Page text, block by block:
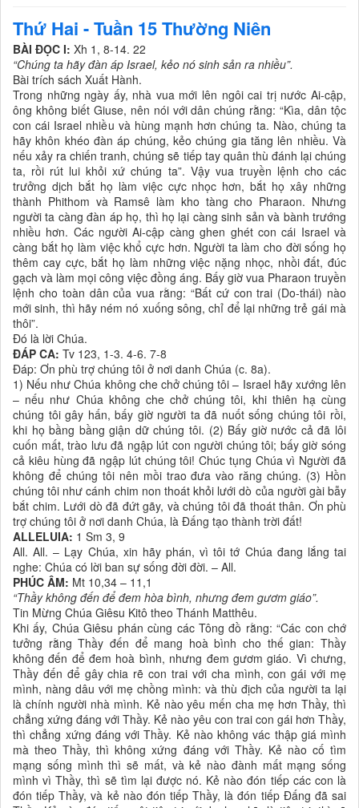
Thứ Hai - Tuần 15 Thường Niên
BÀI ĐỌC I: Xh 1, 8-14. 22
“Chúng ta hãy đàn áp Israel, kẻo nó sinh sản ra nhiều”.
Bài trích sách Xuất Hành.
Trong những ngày ấy, nhà vua mới lên ngôi cai trị nước Ai-cập,
ông không biết Giuse, nên nói với dân chúng rằng: “Kìa, dân tộc
con cái Israel nhiều và hùng mạnh hơn chúng ta. Nào, chúng ta
hãy khôn khéo đàn áp chúng, kẻo chúng gia tăng lên nhiều. Và
nếu xảy ra chiến tranh, chúng sẽ tiếp tay quân thù đánh lại chúng
ta, rồi rút lui khỏi xứ chúng ta”. Vậy vua truyền lệnh cho các
trưởng dịch bắt họ làm việc cực nhọc hơn, bắt họ xây những
thành Phithom và Ramsê làm kho tàng cho Pharaon. Nhưng
người ta càng đàn áp họ, thì họ lại càng sinh sản và bành trướng
nhiều hơn. Các người Ai-cập càng ghen ghét con cái Israel và
càng bắt họ làm việc khổ cực hơn. Người ta làm cho đời sống họ
thêm cay cực, bắt họ làm những việc nặng nhọc, nhồi đất, đúc
gạch và làm mọi công việc đồng áng. Bấy giờ vua Pharaon truyền
lệnh cho toàn dân của vua rằng: “Bất cứ con trai (Do-thái) nào
mới sinh, thì hãy ném nó xuống sông, chỉ để lại những trẻ gái mà
thôi”.
Đó là lời Chúa.
ĐÁP CA: Tv 123, 1-3. 4-6. 7-8
Đáp: Ơn phù trợ chúng tôi ở nơi danh Chúa (c. 8a).
1) Nếu như Chúa không che chở chúng tôi – Israel hãy xướng lên
– nếu như Chúa không che chở chúng tôi, khi thiên hạ cùng
chúng tôi gây hấn, bấy giờ người ta đã nuốt sống chúng tôi rồi,
khi họ bầng bầng giận dữ chúng tôi. (2) Bấy giờ nước cả đã lôi
cuốn mất, trào lưu đã ngập lút con người chúng tôi; bấy giờ sóng
cả kiêu hùng đã ngập lút chúng tôi! Chúc tụng Chúa vì Người đã
không để chúng tôi nên mồi trao đưa vào răng chúng. (3) Hồn
chúng tôi như cánh chim non thoát khỏi lưới dò của người gài bẫy
bắt chim. Lưới dò đã đứt gãy, và chúng tôi đã thoát thân. Ơn phù
trợ chúng tôi ở nơi danh Chúa, là Đấng tạo thành trời đất!
ALLELUIA: 1 Sm 3, 9
All. All. – Lạy Chúa, xin hãy phán, vì tôi tớ Chúa đang lắng tai
nghe: Chúa có lời ban sự sống đời đời. – All.
PHÚC ÂM: Mt 10,34 – 11,1
“Thầy không đến để đem hòa bình, nhưng đem gươm giáo”.
Tin Mừng Chúa Giêsu Kitô theo Thánh Matthêu.
Khi ấy, Chúa Giêsu phán cùng các Tông đồ rằng: “Các con chớ
tưởng rằng Thầy đến để mang hoà bình cho thế gian: Thầy
không đến để đem hoà bình, nhưng đem gươm giáo. Vì chưng,
Thầy đến để gây chia rẽ con trai với cha mình, con gái với mẹ
mình, nàng dâu với mẹ chồng mình: và thù địch của người ta lại
là chính người nhà mình. Kẻ nào yêu mến cha mẹ hơn Thầy, thì
chẳng xứng đáng với Thầy. Kẻ nào yêu con trai con gái hơn Thầy,
thì chẳng xứng đáng với Thầy. Kẻ nào không vác thập giá mình
mà theo Thầy, thì không xứng đáng với Thầy. Kẻ nào cố tìm
mạng sống mình thì sẽ mất, và kẻ nào đành mất mạng sống
mình vì Thầy, thì sẽ tìm lại được nó. Kẻ nào đón tiếp các con là
đón tiếp Thầy, và kẻ nào đón tiếp Thầy, là đón tiếp Đấng đã sai